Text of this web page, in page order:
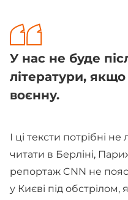
У нас не буде
літератури,
воєнну.
І ці тексти потрібні
читати в Берліні,
репортаж CNN не
у Києві під обстрілом,